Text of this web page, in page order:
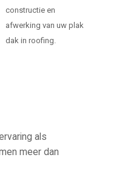
constructie en
afwerking van uw plak
dak in roofing.
als
meer dan